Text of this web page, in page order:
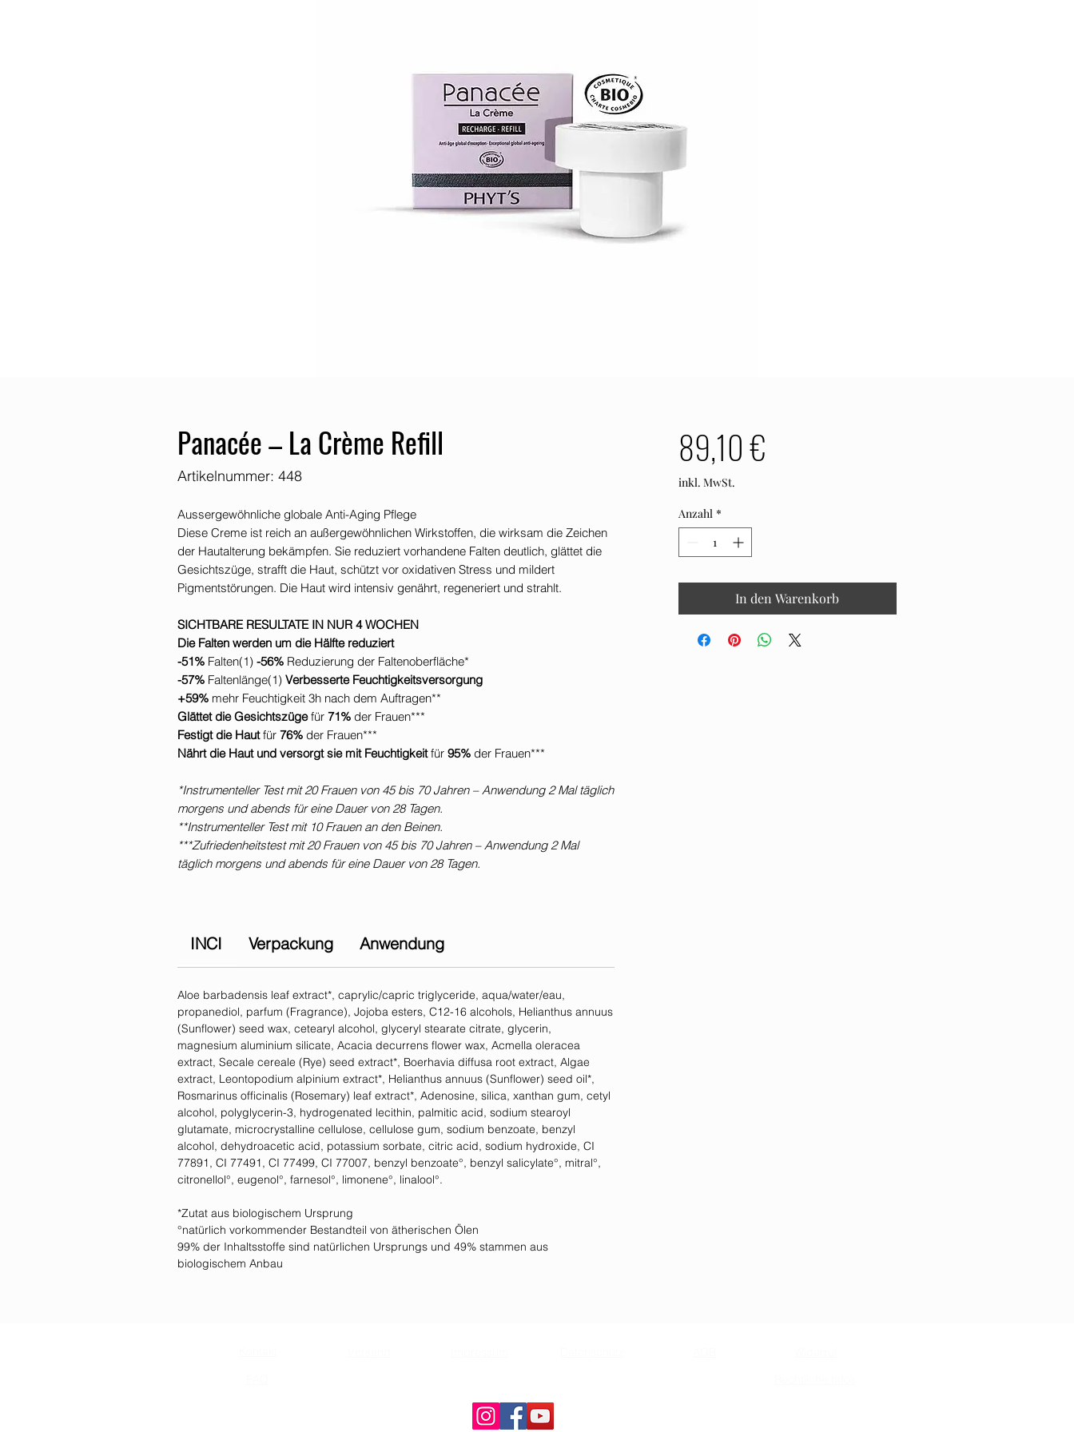
Panacée – La Crème Refill
Artikelnummer: 448
Aussergewöhnliche globale Anti-Aging Pflege
Diese Creme ist reich an außergewöhnlichen Wirkstoffen, die wirksam die Zeichen
der Hautalterung bekämpfen. Sie reduziert vorhandene Falten deutlich, glättet die
Gesichtszüge, strafft die Haut, schützt vor oxidativen Stress und mildert
Pigmentstörungen. Die Haut wird intensiv genährt, regeneriert und strahlt.
SICHTBARE RESULTATE IN NUR 4 WOCHEN
Die Falten werden um die Hälfte reduziert
-51% Falten(1) -56% Reduzierung der Faltenoberfläche*
-57% Faltenlänge(1) Verbesserte Feuchtigkeitsversorgung
+59% mehr Feuchtigkeit 3h nach dem Auftragen**
Glättet die Gesichtszüge für 71% der Frauen***
Festigt die Haut für 76% der Frauen***
Nährt die Haut und versorgt sie mit Feuchtigkeit für 95% der Frauen***
*Instrumenteller Test mit 20 Frauen von 45 bis 70 Jahren – Anwendung 2 Mal täglich
morgens und abends für eine Dauer von 28 Tagen.
**Instrumenteller Test mit 10 Frauen an den Beinen.
***Zufriedenheitstest mit 20 Frauen von 45 bis 70 Jahren – Anwendung 2 Mal
täglich morgens und abends für eine Dauer von 28 Tagen.
INCI Verpackung Anwendung
Aloe barbadensis leaf extract*, caprylic/capric triglyceride, aqua/water/eau,
propanediol, parfum (Fragrance), Jojoba esters, C12-16 alcohols, Helianthus annuus
(Sunflower) seed wax, cetearyl alcohol, glyceryl stearate citrate, glycerin,
magnesium aluminium silicate, Acacia decurrens flower wax, Acmella oleracea
extract, Secale cereale (Rye) seed extract*, Boerhavia diffusa root extract, Algae
extract, Leontopodium alpinium extract*, Helianthus annuus (Sunflower) seed oil*,
Rosmarinus officinalis (Rosemary) leaf extract*, Adenosine, silica, xanthan gum, cetyl
alcohol, polyglycerin-3, hydrogenated lecithin, palmitic acid, sodium stearoyl
glutamate, microcrystalline cellulose, cellulose gum, sodium benzoate, benzyl
alcohol, dehydroacetic acid, potassium sorbate, citric acid, sodium hydroxide, CI
77891, CI 77491, CI 77499, CI 77007, benzyl benzoate°, benzyl salicylate°, mitral°,
citronellol°, eugenol°, farnesol°, limonene°, linalool°.
*Zutat aus biologischem Ursprung
°natürlich vorkommender Bestandteil von ätherischen Ölen
99% der Inhaltsstoffe sind natürlichen Ursprungs und 49% stammen aus
biologischem Anbau
89,10 €Preis
inkl. MwSt.
Anzahl *
In den Warenkorb